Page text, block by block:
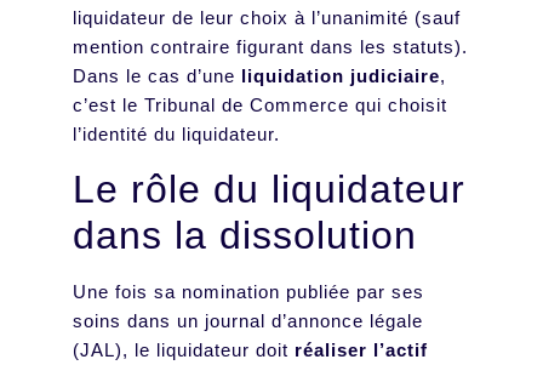
liquidateur de leur choix à l’unanimité (sauf
mention contraire figurant dans les statuts).
Dans le cas d’une liquidation judiciaire,
c’est le Tribunal de Commerce qui choisit
l’identité du liquidateur.
Le rôle du liquidateur
dans la dissolution
Une fois sa nomination publiée par ses
soins dans un journal d’annonce légale
(JAL), le liquidateur doit réaliser l’actif